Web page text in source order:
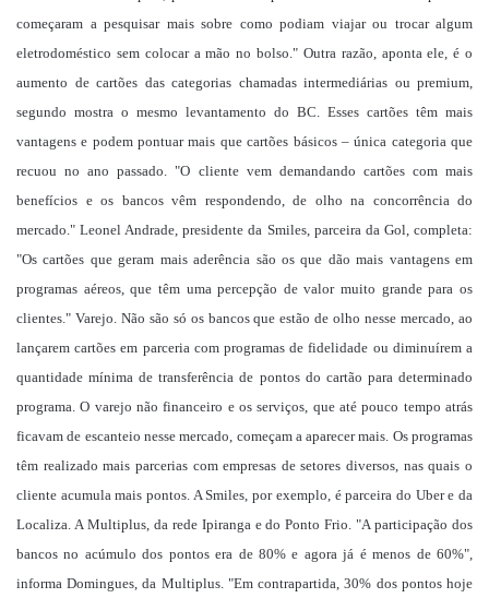
começaram a pesquisar mais sobre como podiam viajar ou trocar algum
eletrodoméstico sem colocar a mão no bolso." Outra razão, aponta ele, é o
aumento de cartões das categorias chamadas intermediárias ou premium,
segundo mostra o mesmo levantamento do BC. Esses cartões têm mais
vantagens e podem pontuar mais que cartões básicos – única categoria que
recuou no ano passado. "O cliente vem demandando cartões com mais
benefícios e os bancos vêm respondendo, de olho na concorrência do
mercado." Leonel Andrade, presidente da Smiles, parceira da Gol, completa:
"Os cartões que geram mais aderência são os que dão mais vantagens em
programas aéreos, que têm uma percepção de valor muito grande para os
clientes." Varejo. Não são só os bancos que estão de olho nesse mercado, ao
lançarem cartões em parceria com programas de fidelidade ou diminuírem a
quantidade mínima de transferência de pontos do cartão para determinado
programa. O varejo não financeiro e os serviços, que até pouco tempo atrás
ficavam de escanteio nesse mercado, começam a aparecer mais. Os programas
têm realizado mais parcerias com empresas de setores diversos, nas quais o
cliente acumula mais pontos. A Smiles, por exemplo, é parceira do Uber e da
Localiza. A Multiplus, da rede Ipiranga e do Ponto Frio. "A participação dos
bancos no acúmulo dos pontos era de 80% e agora já é menos de 60%",
informa Domingues, da Multiplus. "Em contrapartida, 30% dos pontos hoje